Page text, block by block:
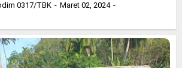
0317/TBK
Maret 02, 2024